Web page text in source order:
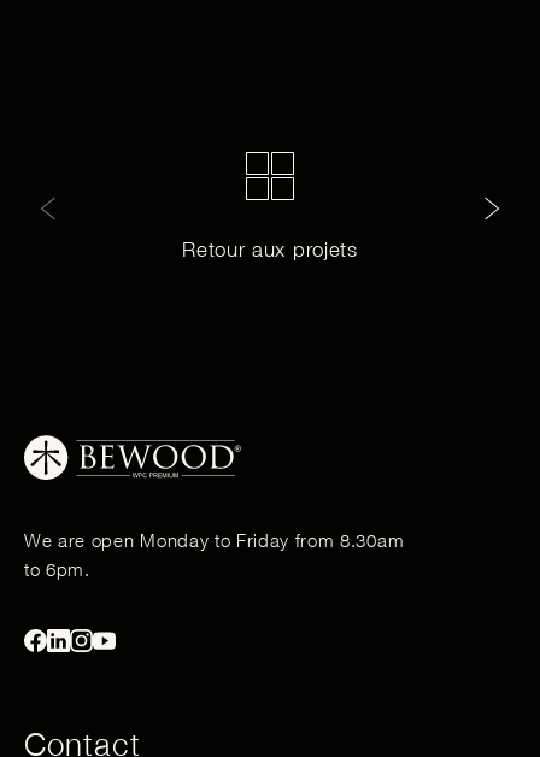
Retour aux projets
We are open Monday to Friday from 8.30am
to 6pm.
Contact